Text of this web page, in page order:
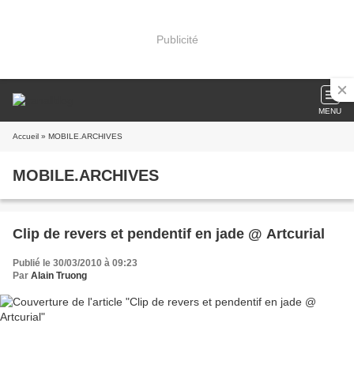
Publicité
MENU
Accueil » MOBILE.ARCHIVES
MOBILE.ARCHIVES
Clip de revers et pendentif en jade @ Artcurial
Publié le 30/03/2010 à 09:23
Par Alain Truong